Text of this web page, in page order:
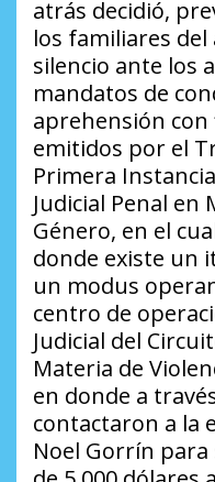
atrás decidió,
los familiares
silencio ante los
mandatos de
aprehensión
emitidos por el
Primera
Judicial Penal en
Género, en el
donde existe un
un modus
centro de
Judicial del
Materia de
en donde a
contactaron a la
Noel Gorrín